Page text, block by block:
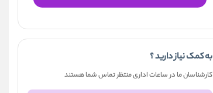
به کمک نیاز دارید ؟
کارشناسان ما در ساعات اداری منتظر تماس شما هستند